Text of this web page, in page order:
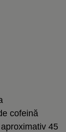
cofeină
45